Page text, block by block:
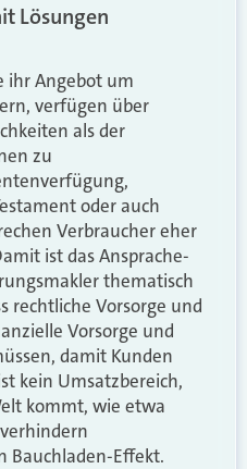
Lösungen
ihr Angebot um
verfügen über
als der
zu
oder auch
Verbraucher eher
ist das Ansprache-
thematisch
rechtliche Vorsorge und
Vorsorge und
damit Kunden
kein Umsatzbereich,
kommt, wie etwa
Bauchladen-Effekt.